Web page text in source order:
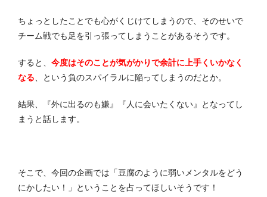
ちょっとしたことでも心がくじけてしまうので、そのせいで
チーム戦でも足を引っ張ってしまうことがあるそうです。
すると、 今度はそのことが気がかりで余計に上手くいかなく
なる 、という負のスパイラルに陥ってしまうのだとか。
結果、『外に出るのも嫌』『人に会いたくない』となってし
まうと話します。
そこで、今回の企画では「豆腐のように弱いメンタルをどう
にかしたい！」ということを占ってほしいそうです！